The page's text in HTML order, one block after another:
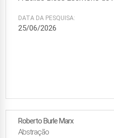
DATA DA PESQUISA:
25/06/2026
Roberto Burle Marx
Abstração